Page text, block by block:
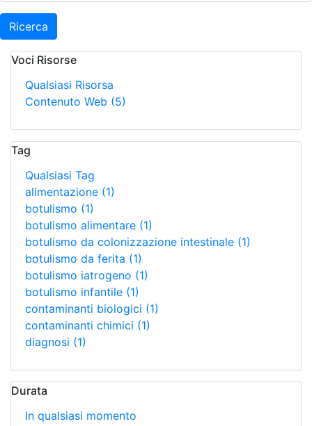
Ricerca
Voci Risorse
Qualsiasi Risorsa
Contenuto Web (5)
Tag
Qualsiasi Tag
alimentazione (1)
botulismo (1)
botulismo alimentare (1)
botulismo da colonizzazione intestinale (1)
botulismo da ferita (1)
botulismo iatrogeno (1)
botulismo infantile (1)
contaminanti biologici (1)
contaminanti chimici (1)
diagnosi (1)
Durata
In qualsiasi momento